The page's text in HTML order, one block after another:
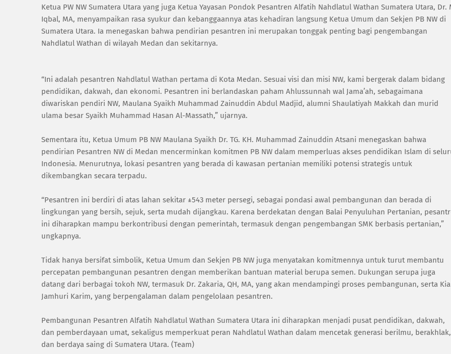
‎Ketua PW NW Sumatera Utara yang juga Ketua Yayasan Pondok Pesantren Alfatih Nahdlatul Wathan Sumatera Utara, Dr.
Iqbal, MA, menyampaikan rasa syukur dan kebanggaannya atas kehadiran langsung Ketua Umum dan Sekjen PB NW di
Sumatera Utara. Ia menegaskan bahwa pendirian pesantren ini merupakan tonggak penting bagi pengembangan
Nahdlatul Wathan di wilayah Medan dan sekitarnya.
‎“Ini adalah pesantren Nahdlatul Wathan pertama di Kota Medan. Sesuai visi dan misi NW, kami bergerak dalam bidang
pendidikan, dakwah, dan ekonomi. Pesantren ini berlandaskan paham Ahlussunnah wal Jama’ah, sebagaimana
diwariskan pendiri NW, Maulana Syaikh Muhammad Zainuddin Abdul Madjid, alumni Shaulatiyah Makkah dan murid
ulama besar Syaikh Muhammad Hasan Al-Massath,” ujarnya.
‎Sementara itu, Ketua Umum PB NW Maulana Syaikh Dr. TG. KH. Muhammad Zainuddin Atsani menegaskan bahwa
pendirian Pesantren NW di Medan mencerminkan komitmen PB NW dalam memperluas akses pendidikan Islam di
Indonesia. Menurutnya, lokasi pesantren yang berada di kawasan pertanian memiliki potensi strategis untuk
dikembangkan secara terpadu.
‎“Pesantren ini berdiri di atas lahan sekitar ±543 meter persegi, sebagai pondasi awal pembangunan dan berada di
lingkungan yang bersih, sejuk, serta mudah dijangkau. Karena berdekatan dengan Balai Penyuluhan Pertanian,
ini diharapkan mampu berkontribusi dengan pemerintah, termasuk dengan pengembangan SMK berbasis pertanian,”
ungkapnya.
‎Tidak hanya bersifat simbolik, Ketua Umum dan Sekjen PB NW juga menyatakan komitmennya untuk turut membantu
percepatan pembangunan pesantren dengan memberikan bantuan material berupa semen. Dukungan serupa juga
datang dari berbagai tokoh NW, termasuk Dr. Zakaria, QH, MA, yang akan mendampingi proses pembangunan, serta
Jamhuri Karim, yang berpengalaman dalam pengelolaan pesantren.
‎Pembangunan Pesantren Alfatih Nahdlatul Wathan Sumatera Utara ini diharapkan menjadi pusat pendidikan, dakwah,
dan pemberdayaan umat, sekaligus memperkuat peran Nahdlatul Wathan dalam mencetak generasi berilmu, berakhlak,
dan berdaya saing di Sumatera Utara. (Team)